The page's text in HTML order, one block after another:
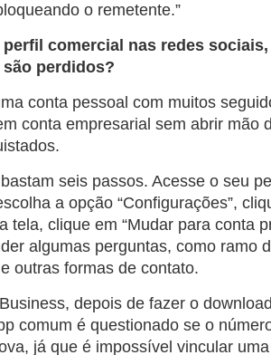
o remetente.”
comercial nas redes
perdidos?
conta pessoal com muitos
conta empresarial sem abrir mão
seis passos. Acesse o seu
a opção “Configurações”,
tela, clique em “Mudar para conta
algumas perguntas, como ramo
outras formas de contato.
depois de fazer o
comum é questionado se o
já que é impossível vincular